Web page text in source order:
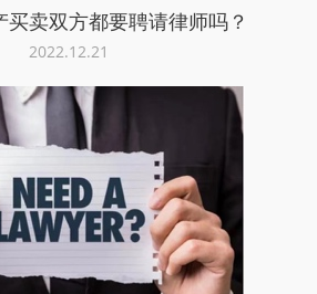
买卖双方都要聘请律师吗？
2022.12.21